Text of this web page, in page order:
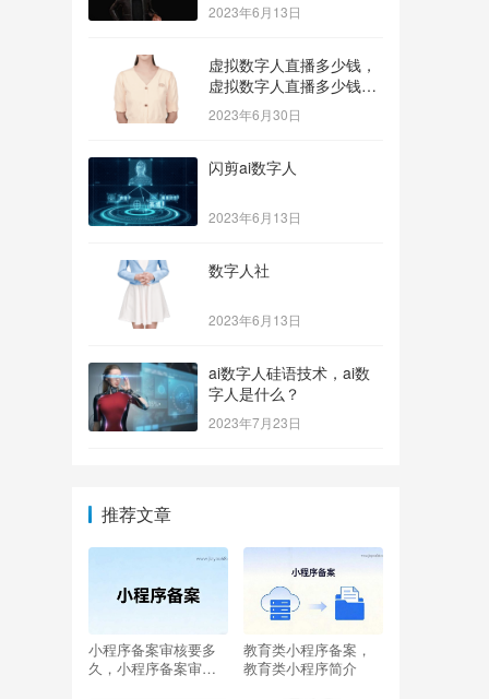
2023年6月13日
虚拟数字人直播多少钱，
虚拟数字人直播多少钱一
个？
2023年6月30日
闪剪ai数字人
2023年6月13日
数字人社
2023年6月13日
ai数字人硅语技术，ai数
字人是什么？
2023年7月23日
推荐文章
小程序备案审核要多
久，小程序备案审核
教育类小程序备案，
教育类小程序简介